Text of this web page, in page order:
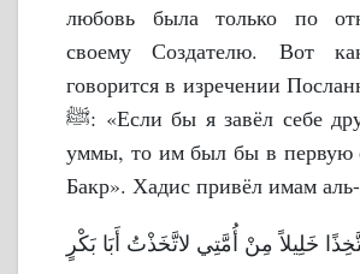
любовь была только по
своему Создателю. Вот
говорится в изречении
ﷺ: «Если бы я завёл себе друга из своей
уммы, то им был бы в первую
Бакр». Хадис привёл имам
خَلِيلاً مِنْ أُمَّتِي لاتَّخَذْتُ أَبَا بَكْرٍ